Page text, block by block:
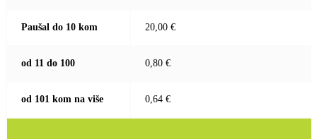
Paušal do 10 kom 20,00 €
od 11 do 100 0,80 €
od 101 kom na više 0,64 €